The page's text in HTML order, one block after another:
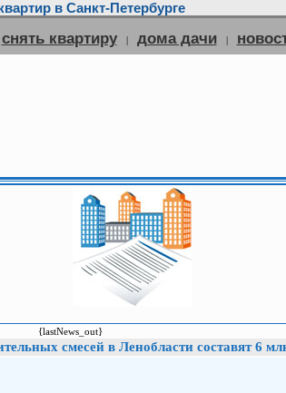
в Санкт-Петербурге
снять квартиру | дома дачи |
{lastNews_out}
смесей в Ленобласти составят 6